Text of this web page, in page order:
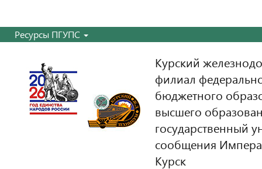
Ресурсы ПГУПС
Курский
филиал
бюджетного
высшего
государственный
сообщения
Курск